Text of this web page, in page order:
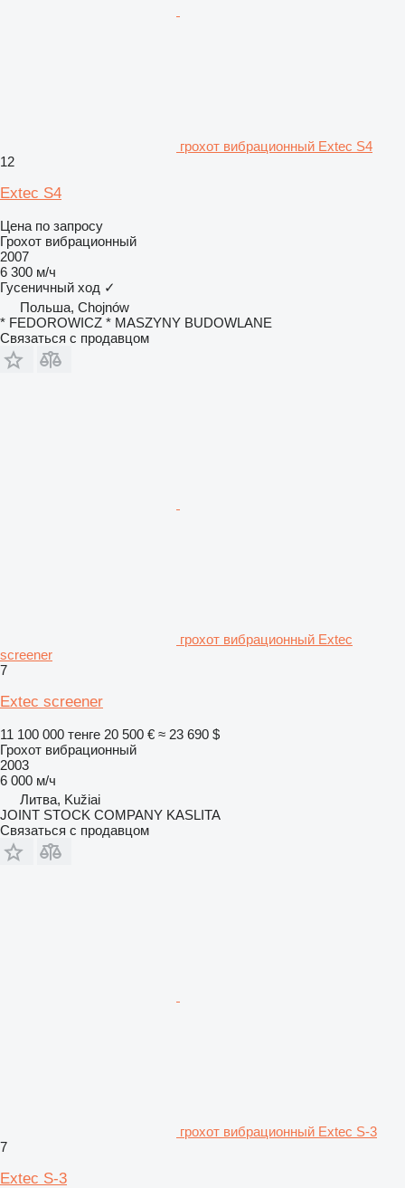
грохот вибрационный Extec S4
12
Extec S4
Цена по запросу
Грохот вибрационный
2007
6 300 м/ч
Гусеничный ход ✓
Польша, Chojnów
* FEDOROWICZ * MASZYNY BUDOWLANE
Связаться с продавцом
грохот вибрационный Extec
screener
7
Extec screener
11 100 000 тенге 20 500 € ≈ 23 690 $
Грохот вибрационный
2003
6 000 м/ч
Литва, Kužiai
JOINT STOCK COMPANY KASLITA
Связаться с продавцом
грохот вибрационный Extec S-3
7
Extec S-3